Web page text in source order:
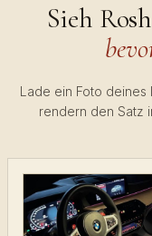
Sieh
Lade ein Foto deines
rendern den Satz